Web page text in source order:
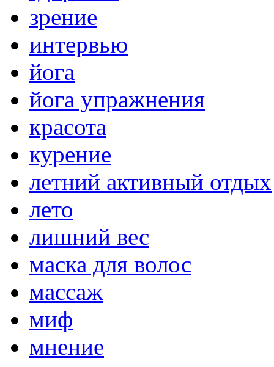
зрение
интервью
йога
йога упражнения
красота
курение
летний активный отдых
лето
лишний вес
маска для волос
массаж
миф
мнение